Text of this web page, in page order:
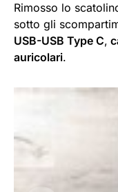
Rimosso lo
sotto gli
USB-USB Type C,
auricolari.